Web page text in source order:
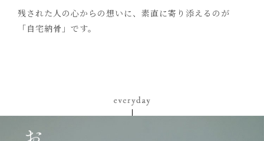
残された人の心からの想いに、素直に寄り添えるのが
「自宅納骨」です。